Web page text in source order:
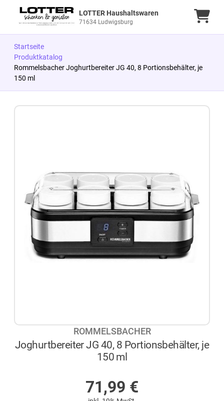
LOTTER Haushaltswaren
71634 Ludwigsburg
Startseite
Produktkatalog
Rommelsbacher Joghurtbereiter JG 40, 8 Portionsbehälter, je
150 ml
ROMMELSBACHER
Joghurtbereiter JG 40, 8 Portionsbehälter, je
150 ml
71,99 €